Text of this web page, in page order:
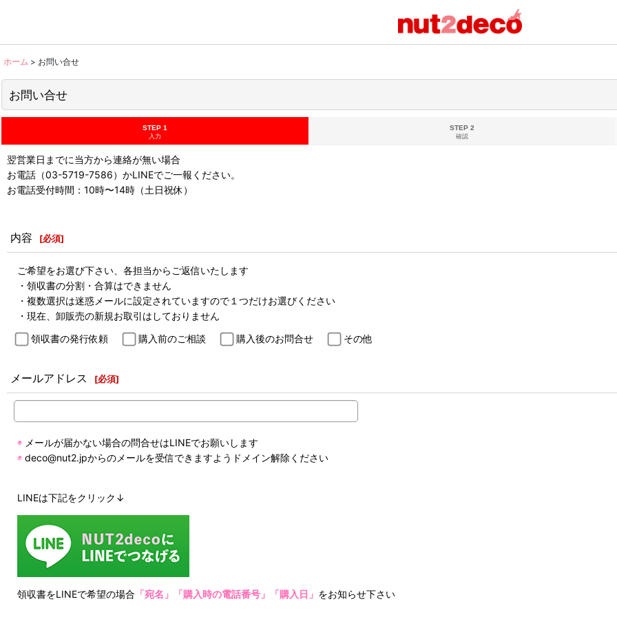
ホーム > お問い合せ
お問い合せ
STEP 1
入力
STEP 2
確認
翌営業日までに当方から連絡が無い場合
お電話（03-5719-7586）かLINEでご一報ください。
お電話受付時間：10時〜14時（土日祝休）
内容 [必須]
ご希望をお選び下さい、各担当からご返信いたします
・領収書の分割・合算はできません
・複数選択は迷惑メールに設定されていますので１つだけお選びください
・現在、卸販売の新規お取引はしておりません
領収書の発行依頼
購入前のご相談 購入後のお問合せ その他
メールアドレス [必須]
◉ メールが届かない場合の問合せはLINEでお願いします
◉ deco@nut2.jpからのメールを受信できますようドメイン解除ください
LINEは下記をクリック↓
領収書をLINEで希望の場合 「宛名」「購入時の電話番号」「購入日」 をお知らせ下さい